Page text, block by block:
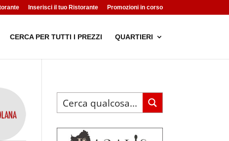
Inserisci il tuo Ristorante Promozioni in corso
CERCA PER TUTTI I PREZZI QUARTIERI